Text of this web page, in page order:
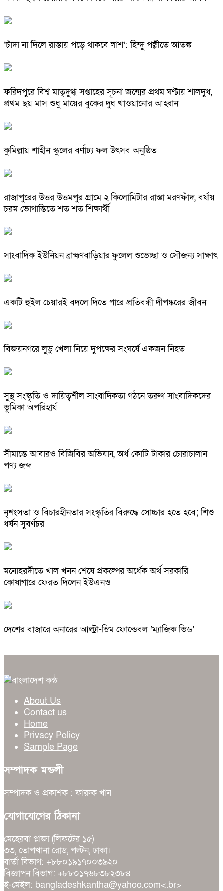
‘চাঁদা না দিলে রাস্তায় পড়ে থাকবে লাশ’: হিন্দু পল্লীতে আতঙ্ক
ফরিদপুরে বিশ্ব মাতৃদুগ্ধ সপ্তাহের সূচনা জন্মের প্রথম ঘণ্টায় শালদুধ,
প্রথম ছয় মাস শুধু মায়ের বুকের দুধ খাওয়ানোর আহ্বান
কুমিল্লায় শাহীন স্কুলের বর্ণাঢ্য ফল উৎসব অনুষ্ঠিত
রাজাপুরের উত্তর উত্তমপুর গ্রামে ২ কিলোমিটার রাস্তা মরণফাঁদ, বর্ষায়
চরম ভোগান্তিতে শত শত শিক্ষার্থী
সাংবাদিক ইউনিয়ন ব্রাহ্মণবাড়িয়ার ফুলেল শুভেচ্ছা ও সৌজন্য সাক্ষাৎ
একটি হুইল চেয়ারই বদলে দিতে পারে প্রতিবন্ধী দীপঙ্করের জীবন
বিজয়নগরে লুডু খেলা নিয়ে দুপক্ষের সংঘর্ষে একজন নিহত
সুস্থ সংস্কৃতি ও দায়িত্বশীল সাংবাদিকতা গঠনে তরুণ সাংবাদিকদের
ভূমিকা অপরিহার্য
সীমান্তে আবারও বিজিবির অভিযান, অর্ধ কোটি টাকার চোরাচালান
পণ্য জব্দ
নৃশংসতা ও বিচারহীনতার সংস্কৃতির বিরুদ্ধে সোচ্চার হতে হবে; শিশু
ধর্ষন সুবর্ণচর
মনোহরদীতে খাল খনন শেষে প্রকল্পের অর্ধেক অর্থ সরকারি
কোষাগারে ফেরত দিলেন ইউএনও
দেশের বাজারে অনারের আল্ট্রা-স্লিম ফোল্ডেবল ‘ম্যাজিক ভি৬’
About Us
Contact us
Home
Privacy Policy
Sample Page
সম্পাদক মন্ডলী
সম্পাদক ও প্রকাশক : ফারুক খান
যোগাযোগের ঠিকানা
মেহেরবা প্লাজা (লিফটের ১৫)
৩৩, তোপখানা রোড, পল্টন, ঢাকা।
বার্তা বিভাগ: +৮৮০১৯১৭০০৩৯২০
বিজ্ঞাপন বিভাগ: +৮৮০১৭৬৮৩৮২৩৮৪
ই-মেইল: bangladeshkantha@yahoo.com<.br>